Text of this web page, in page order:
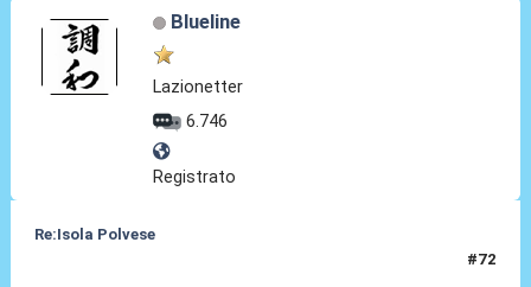
Blueline
Lazionetter
6.746
Registrato
Re:Isola Polvese
#72